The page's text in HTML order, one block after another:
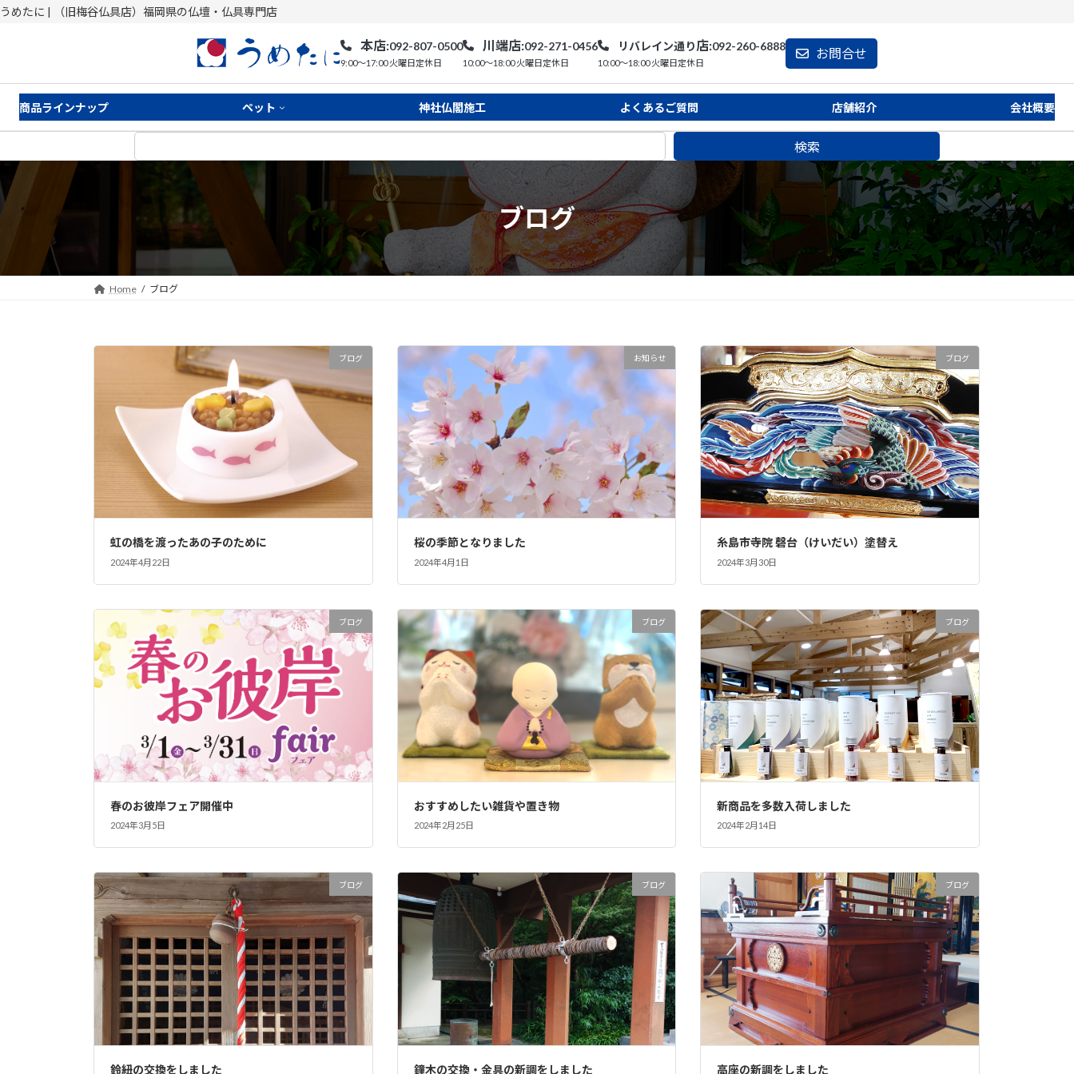
コ
ツ
ッ
プ
ナ
シ
移
動
うめたに | （旧梅谷仏具店）福岡県の仏壇・仏具専門店
本店:092-807-0500
9:00〜17:00 火曜日定休日
川端店:092-271-0456
10:00〜18:00 火曜日定休日
リバレイン通り店:092-260-6888
10:00〜18:00 火曜日定休日
お問合せ
商品ラインナップ ペット 神社仏閣施工 よくあるご質問 店舗紹介 会社概要
検索
ブログ
Home ブログ
ブログ
虹の橋を渡ったあの子のために
2024年4月22日
お知らせ
桜の季節となりました
2024年4月1日
ブログ
糸島市寺院 磬台（けいだい）塗替え
2024年3月30日
ブログ
春のお彼岸フェア開催中
2024年3月5日
ブログ
おすすめしたい雑貨や置き物
2024年2月25日
ブログ
新商品を多数入荷しました
2024年2月14日
ブログ
鈴紐の交換をしました
ブログ
鐘木の交換・金具の新調をしました
ブログ
高座の新調をしました